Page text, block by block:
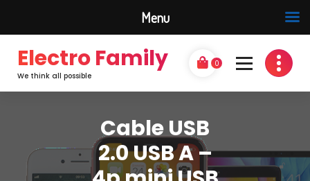
Electro Family
We think all possible
0
Cable USB
2.0 USB A –
Menu